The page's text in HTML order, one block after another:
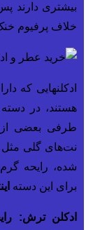
بیشتری دارند
خلاف پرفیوم
ادکلنهایی که
هستند، در
طرفی بعضی از
نت‌های گلی مثل
شده، رایحه
برای این دسته
ادکلن ترش: